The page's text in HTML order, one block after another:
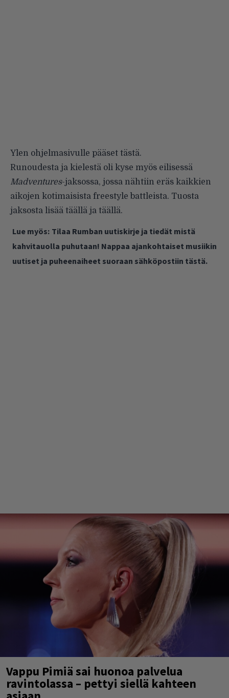
Ylen ohjelmasivulle pääset tästä.
Runoudesta ja kielestä oli kyse myös eilisessä
Madventures-jaksossa, jossa nähtiin eräs kaikkien
aikojen kotimaisista freestyle battleista. Tuosta
jaksosta lisää täällä ja täällä.
Lue myös: Tilaa Rumban uutiskirje ja tiedät mistä
kahvitauolla puhutaan! Nappaa ajankohtaiset musiikin
uutiset ja puheenaiheet suoraan sähköpostiin tästä.
Vappu Pimiä sai huonoa palvelua
ravintolassa – pettyi siellä kahteen